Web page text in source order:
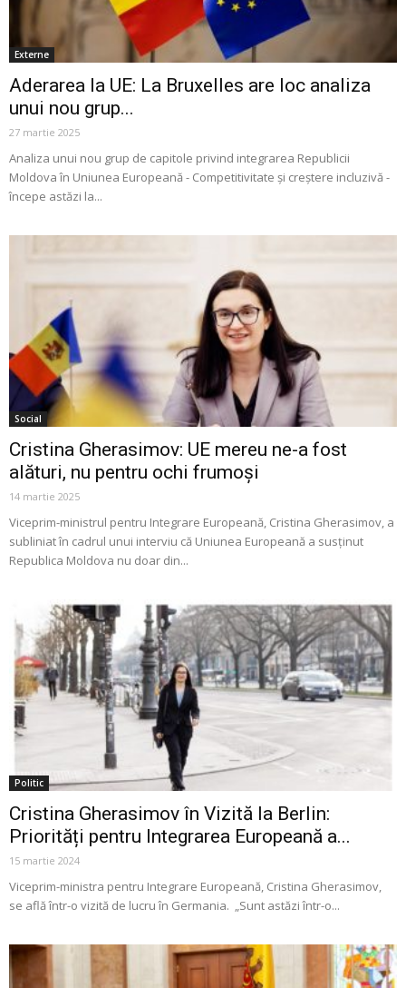
Externe
Aderarea la UE: La Bruxelles are loc analiza
unui nou grup...
27 martie 2025
Analiza unui nou grup de capitole privind integrarea Republicii
Moldova în Uniunea Europeană - Competitivitate și creștere incluzivă -
începe astăzi la...
Social
Cristina Gherasimov: UE mereu ne-a fost
alături, nu pentru ochi frumoși
14 martie 2025
Viceprim-ministrul pentru Integrare Europeană, Cristina Gherasimov, a
subliniat în cadrul unui interviu că Uniunea Europeană a susținut
Republica Moldova nu doar din...
Politic
Cristina Gherasimov în Vizită la Berlin:
Priorități pentru Integrarea Europeană a...
15 martie 2024
Viceprim-ministra pentru Integrare Europeană, Cristina Gherasimov,
se află într-o vizită de lucru în Germania. „Sunt astăzi într-o...